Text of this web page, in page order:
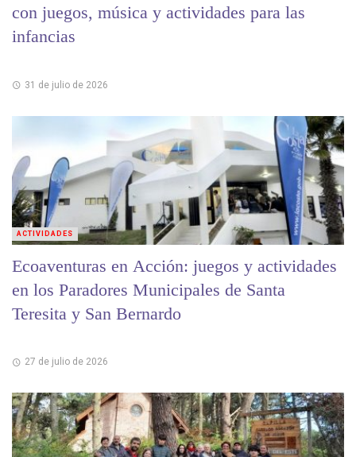
con juegos, música y actividades para las
infancias
31 de julio de 2026
Ecoaventuras en Acción: juegos y actividades
en los Paradores Municipales de Santa
Teresita y San Bernardo
27 de julio de 2026
ACTIVIDADES